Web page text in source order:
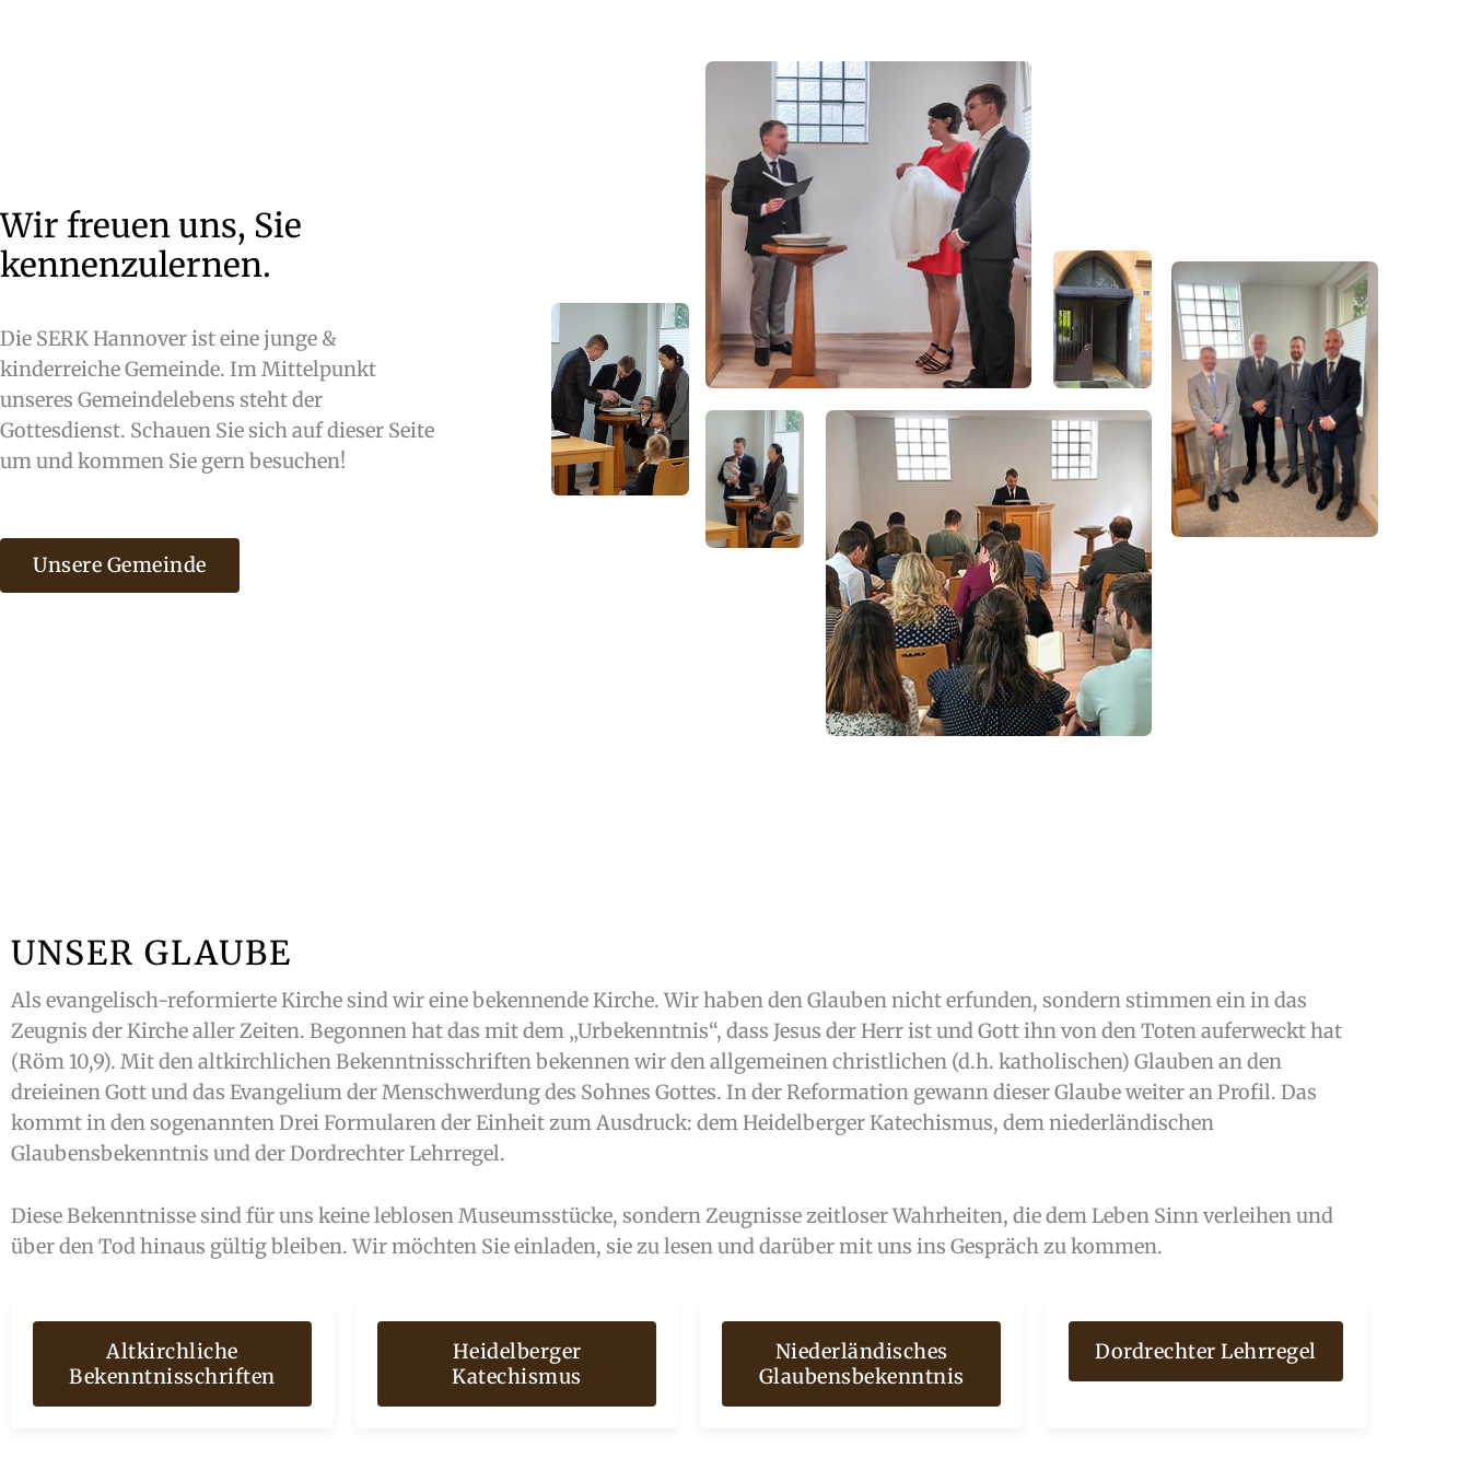
Wir freuen uns, Sie
kennenzulernen.
Die SERK Hannover ist eine junge &
kinderreiche Gemeinde. Im Mittelpunkt
unseres Gemeindelebens steht der
Gottesdienst. Schauen Sie sich auf dieser Seite
um und kommen Sie gern besuchen!
Unsere Gemeinde
UNSER GLAUBE
Als evangelisch-reformierte Kirche sind wir eine bekennende Kirche. Wir haben den Glauben nicht erfunden, sondern stimmen ein in das
Zeugnis der Kirche aller Zeiten. Begonnen hat das mit dem „Urbekenntnis“, dass Jesus der Herr ist und Gott ihn von den Toten auferweckt hat
(Röm 10,9). Mit den altkirchlichen Bekenntnisschriften bekennen wir den allgemeinen christlichen (d.h. katholischen) Glauben an den
dreieinen Gott und das Evangelium der Menschwerdung des Sohnes Gottes. In der Reformation gewann dieser Glaube weiter an Profil. Das
kommt in den sogenannten Drei Formularen der Einheit zum Ausdruck: dem Heidelberger Katechismus, dem niederländischen
Glaubensbekenntnis und der Dordrechter Lehrregel.
Diese Bekenntnisse sind für uns keine leblosen Museumsstücke, sondern Zeugnisse zeitloser Wahrheiten, die dem Leben Sinn verleihen und
über den Tod hinaus gültig bleiben. Wir möchten Sie einladen, sie zu lesen und darüber mit uns ins Gespräch zu kommen.
Altkirchliche
Bekenntnisschriften
Heidelberger
Katechismus
Niederländisches
Glaubensbekenntnis
Dordrechter Lehrregel